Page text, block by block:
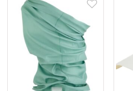
סוגים.
לבחור
האפשרויות
בעמוד
המוצר